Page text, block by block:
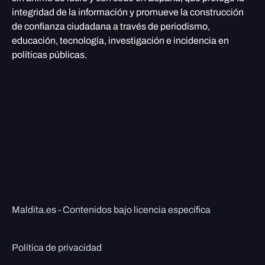
integridad de la información y promueve la construcción
de confianza ciudadana a través de periodismo,
educación, tecnología, investigación e incidencia en
políticas públicas.
Maldita.es - Contenidos bajo licencia específica
Política de privacidad